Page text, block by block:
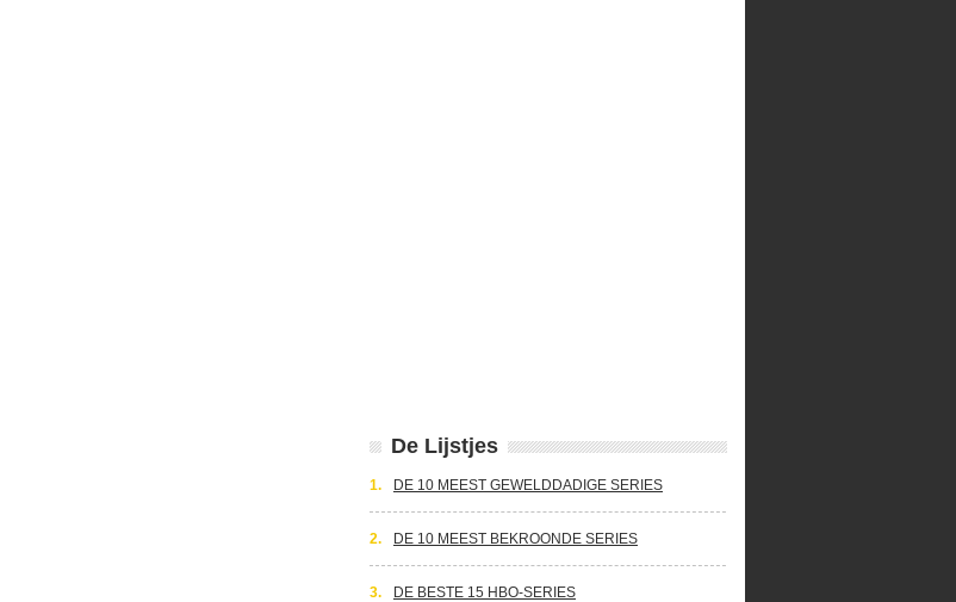
De Lijstjes
1. DE 10 MEEST GEWELDDADIGE SERIES
2. DE 10 MEEST BEKROONDE SERIES
3. DE BESTE 15 HBO-SERIES